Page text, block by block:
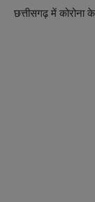
छत्तीसगढ़ में कोरोना